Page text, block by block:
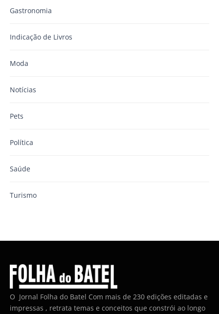
Gastronomia
Indicação de Livros
Moda
Notícias
Pets
Política
Saúde
Turismo
O Jornal Folha do Batel Com mais de 230 edições editadas e
impressas , retrata temas e conceitos que constrói ao longo